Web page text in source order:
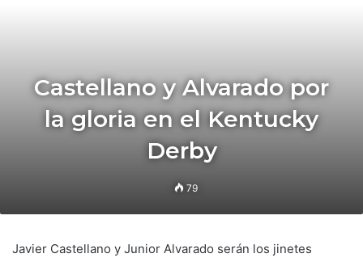
Castellano y Alvarado por
la gloria en el Kentucky
Derby
79
Javier Castellano y Junior Alvarado serán los jinetes